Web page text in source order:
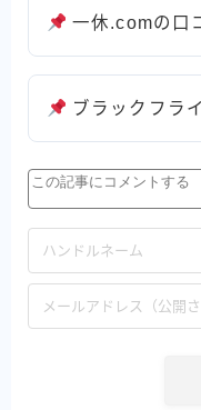
一休.comの口
ブラックフラ